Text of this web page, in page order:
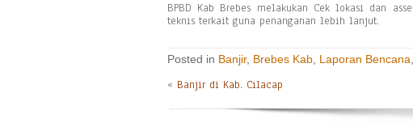
BPBD Kab Brebes melakukan Cek lokasi dan
teknis terkait guna penanganan lebih lanjut.
Posted in Banjir, Brebes Kab Laporan Bencana
« Banjir di Kab. Cilacap